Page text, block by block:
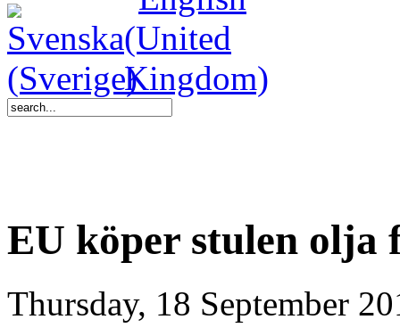
EU köper stulen olja
Thursday, 18 September